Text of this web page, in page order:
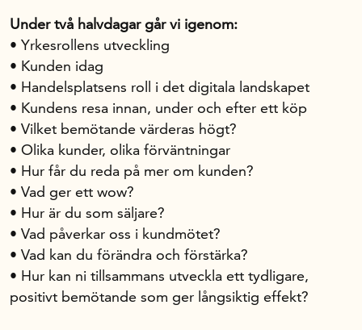
Under två halvdagar går vi igenom:
• Yrkesrollens utveckling
• Kunden idag
• Handelsplatsens roll i det digitala landskapet
• Kundens resa innan, under och efter ett köp
• Vilket bemötande värderas högt?
• Olika kunder, olika förväntningar
• Hur får du reda på mer om kunden?
• Vad ger ett wow?
• Hur är du som säljare?
• Vad påverkar oss i kundmötet?
• Vad kan du förändra och förstärka?
• Hur kan ni tillsammans utveckla ett tydligare,
positivt bemötande som ger långsiktig effekt?